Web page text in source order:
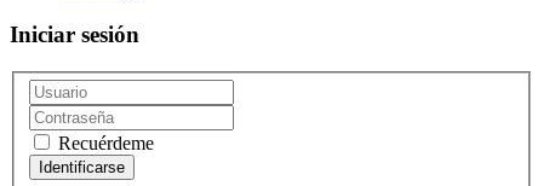
Iniciar sesión
Recuérdeme